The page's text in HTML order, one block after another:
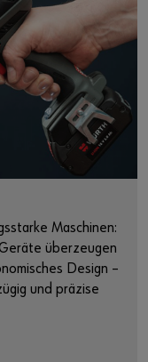
Maschinen:
überzeugen
Design –
und präzise